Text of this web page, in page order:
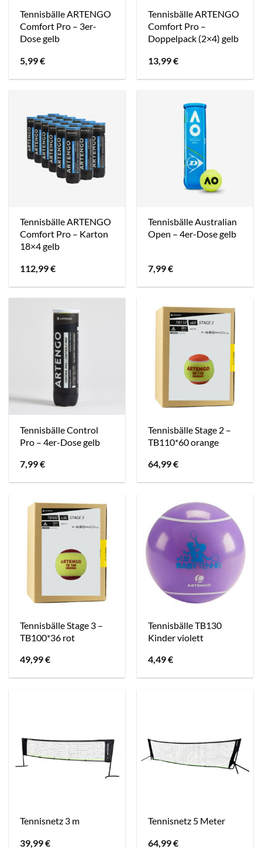
Tennisbälle ARTENGO
Comfort Pro – 3er-
Dose gelb
5,99€
Tennisbälle ARTENGO
Comfort Pro –
Doppelpack (2×4) gelb
13,99€
Tennisbälle ARTENGO
Comfort Pro – Karton
18×4 gelb
112,99€
Tennisbälle Australian
Open – 4er-Dose gelb
7,99€
Tennisbälle Control
Pro – 4er-Dose gelb
7,99€
Tennisbälle Stage 2 –
TB110*60 orange
64,99€
Tennisbälle Stage 3 –
TB100*36 rot
49,99€
Tennisbälle TB130
Kinder violett
4,49€
Tennisnetz 3 m
39,99€
Tennisnetz 5 Meter
64,99€